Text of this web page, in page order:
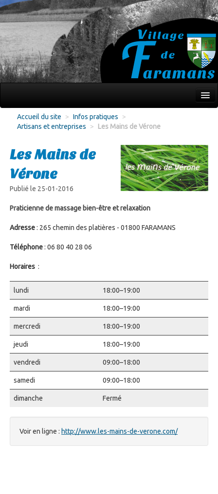
Écoles Jeunesse
Culture Loisirs
Associations
Environnement
Infos pratiques
Accueil du site > Infos pratiques
>
Artisans et entreprises
> Les Mains de Vérone
Les Mains de
Vérone
Publié le 25-01-2016
Praticienne de massage bien-être et relaxation
Adresse: 265 chemin des platières - 01800 FARAMANS
Téléphone: 06 80 40 28 06
Horaires :
lundi 18:00–19:00
mardi 18:00–19:00
mercredi 18:00–19:00
jeudi 18:00–19:00
vendredi 09:00–18:00
samedi 09:00–18:00
dimanche Fermé
Voir en ligne : http://www.les-mains-de-verone.com/